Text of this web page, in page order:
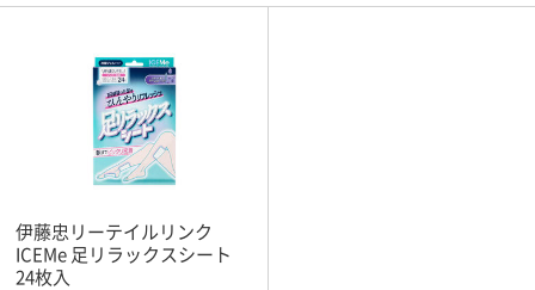
伊藤忠リーテイルリンク
ICEMe 足リラックスシート
24枚入